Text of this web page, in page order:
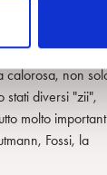
le traduzioni di
si era
Bolognese della
calorosa, non
stati diversi "zii",
molto
Fossi, la